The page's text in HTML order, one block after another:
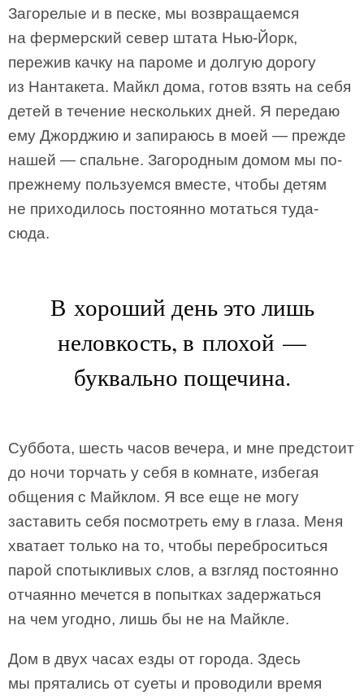
Загорелые и в песке, мы возвращаемся
на фермерский север штата Нью-Йорк,
пережив качку на пароме и долгую дорогу
из Нантакета. Майкл дома, готов взять на себя
детей в течение нескольких дней. Я передаю
ему Джорджию и запираюсь в моей — прежде
нашей — спальне. Загородным домом мы по-
прежнему пользуемся вместе, чтобы детям
не приходилось постоянно мотаться туда-
сюда.
В хороший день это лишь
неловкость, в плохой —
буквально пощечина.
Суббота, шесть часов вечера, и мне предстоит
до ночи торчать у себя в комнате, избегая
общения с Майклом. Я все еще не могу
заставить себя посмотреть ему в глаза. Меня
хватает только на то, чтобы переброситься
парой спотыкливых слов, а взгляд постоянно
отчаянно мечется в попытках задержаться
на чем угодно, лишь бы не на Майкле.
Дом в двух часах езды от города. Здесь
мы прятались от суеты и проводили время